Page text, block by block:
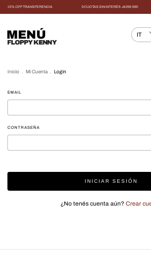
15% OFF TRANSFERENCIA 9 CUOTAS SIN INTERÉS +$299.990
MENÚ
Inicio Mi Cuenta Login
EMAIL
CONTRASEÑA
INICIAR SESIÓN
¿No tenés cuenta aún? Crear